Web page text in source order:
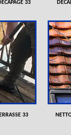
33
33